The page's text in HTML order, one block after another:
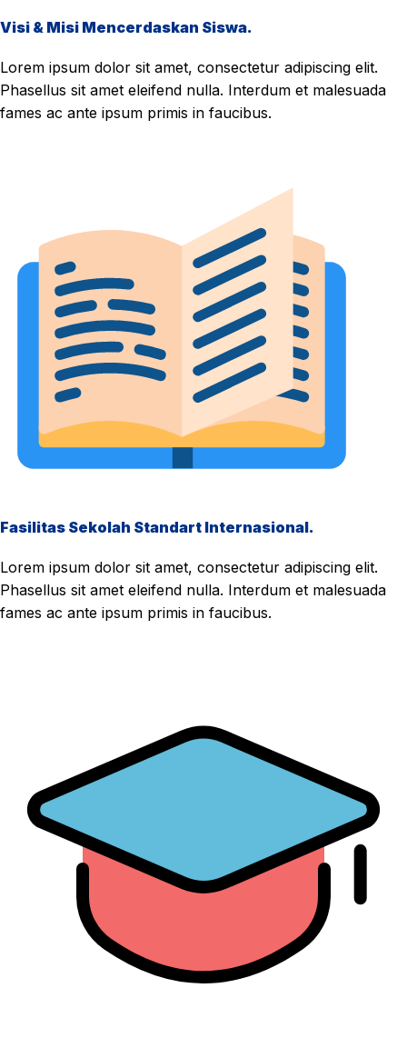
Visi & Misi Mencerdaskan Siswa.
Lorem ipsum dolor sit amet, consectetur adipiscing elit.
Phasellus sit amet eleifend nulla. Interdum et malesuada
fames ac ante ipsum primis in faucibus.
Fasilitas Sekolah Standart Internasional.
Lorem ipsum dolor sit amet, consectetur adipiscing elit.
Phasellus sit amet eleifend nulla. Interdum et malesuada
fames ac ante ipsum primis in faucibus.